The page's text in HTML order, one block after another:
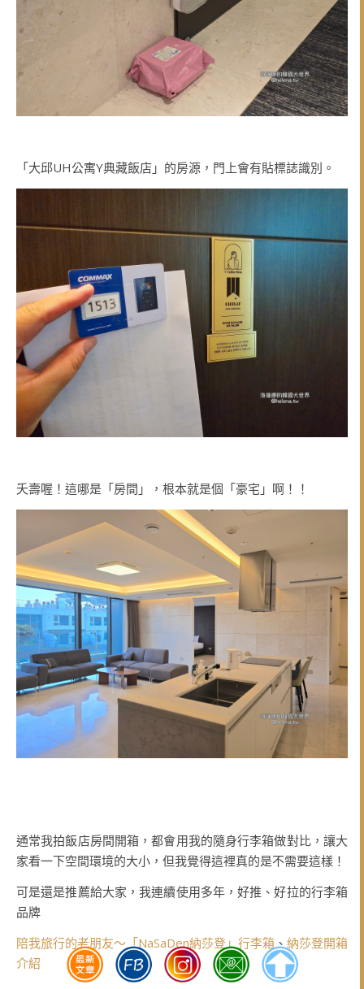
「大邱UH公寓Y典藏飯店」的房源，門上會有貼標誌識別。
夭壽喔！這哪是「房間」，根本就是個「豪宅」啊！！
通常我拍飯店房間開箱，都會用我的隨身行李箱做對比，讓大
家看一下空間環境的大小，但我覺得這裡真的是不需要這樣！
可是還是推薦給大家，我連續使用多年，好推、好拉的行李箱
品牌
陪我旅行的老朋友～「NaSaDen納莎登」行李箱、納莎登開箱
介紹